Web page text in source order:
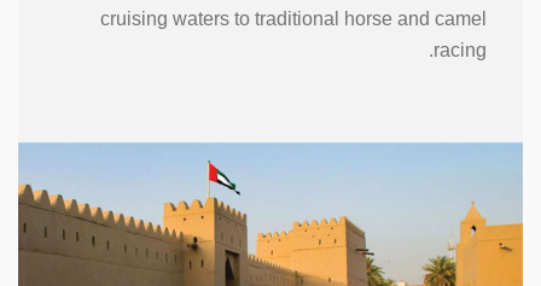
cruising waters to traditional horse and camel
racing.